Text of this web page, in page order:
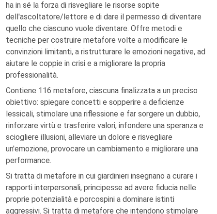
ha in sé la forza di risvegliare le risorse sopite
dell'ascoltatore/lettore e di dare il permesso di diventare
quello che ciascuno vuole diventare. Offre metodi e
tecniche per costruire metafore volte a modificare le
convinzioni limitanti, a ristrutturare le emozioni negative, ad
aiutare le coppie in crisi e a migliorare la propria
professionalità.
Contiene 116 metafore, ciascuna finalizzata a un preciso
obiettivo: spiegare concetti e sopperire a deficienze
lessicali, stimolare una riflessione e far sorgere un dubbio,
rinforzare virtù e trasferire valori, infondere una speranza e
sciogliere illusioni, alleviare un dolore e risvegliare
un'emozione, provocare un cambiamento e migliorare una
performance.
Si tratta di metafore in cui giardinieri insegnano a curare i
rapporti interpersonali, principesse ad avere fiducia nelle
proprie potenzialità e porcospini a dominare istinti
aggressivi. Si tratta di metafore che intendono stimolare